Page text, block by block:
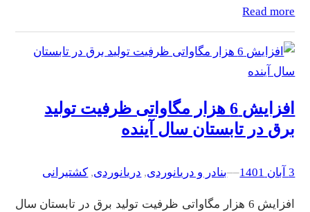
Read more
افزایش 6 هزار مگاواتی ظرفیت تولید
برق در تابستان سال آینده
3 آبان 1401 –
–بنادر و دریانوردی, دریانوردی, کشتیرانی
افزایش 6 هزار مگاواتی ظرفیت تولید برق در تابستان سال